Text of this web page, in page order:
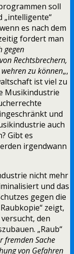
soll
„intelligente“
es nach dem
fordert man
gegen
Rechtsbrechern,
zu können„,
ist viel zu
Musikindustrie
und
auch
Gibt es
irgendwann
nicht mehr
und das
gegen die
zeigt,
den
„Raub“
fremden Sache
von Gefahren